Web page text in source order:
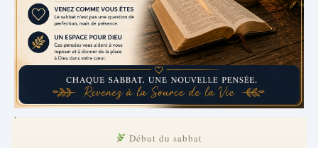
.
Début du sabbat